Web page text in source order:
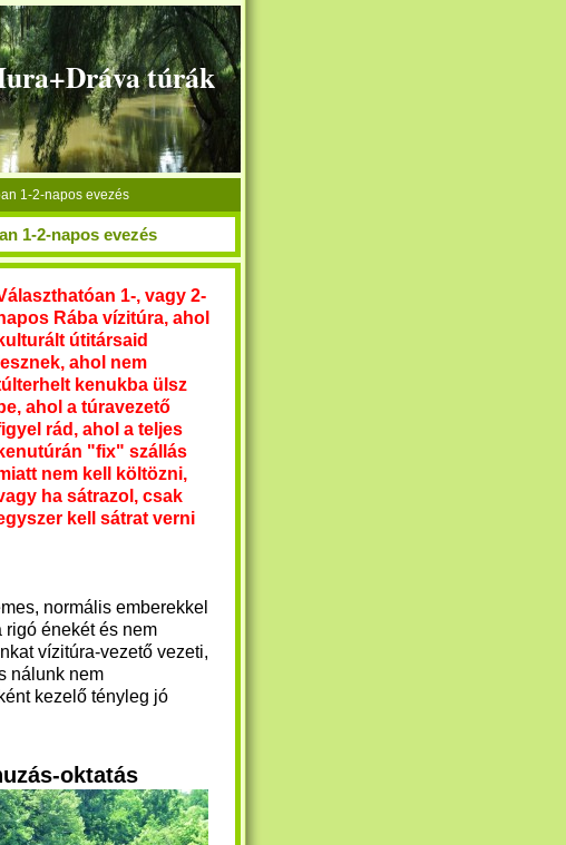
túrák
1-2-napos evezés
1-2-napos evezés
1-, vagy 2-
Rába vízitúra, ahol
kulturált útitársaid
lesznek, ahol nem
kenukba ülsz
be, ahol a túravezető
rád, ahol a teljes
kenutúrán "fix" szállás
nem kell költözni,
ha sátrazol, csak
kell sátrat verni
normális emberekkel
rigó énekét és nem
vízitúra-vezető vezeti,
nálunk nem
kezelő tényleg jó
oktatás